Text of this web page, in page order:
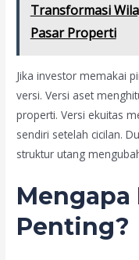
Transformasi
Pasar Properti
Jika investor memakai
versi. Versi aset
properti. Versi ekuitas
sendiri setelah cicilan.
struktur utang
Mengapa
Penting?